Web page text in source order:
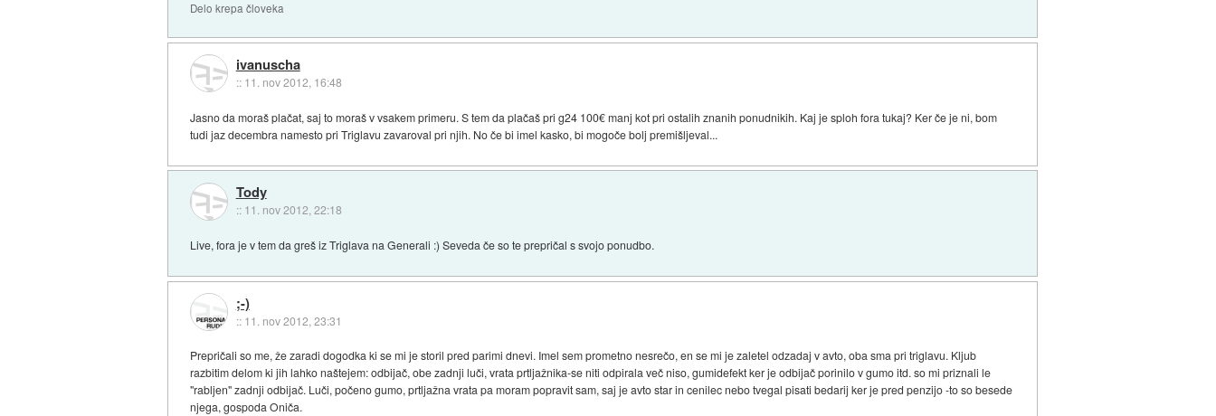
Delo krepa človeka
ivanuscha
:: 11. nov 2012, 16:48
Jasno da moraš plačat, saj to moraš v vsakem primeru. S tem da plačaš pri g24 100€ manj kot pri ostalih znanih ponudnikih. Kaj je sploh fora tukaj? Ker če je ni, bom
tudi jaz decembra namesto pri Triglavu zavaroval pri njih. No če bi imel kasko, bi mogoče bolj premišljeval...
Tody
:: 11. nov 2012, 22:18
Live, fora je v tem da greš iz Triglava na Generali :) Seveda če so te prepričal s svojo ponudbo.
;-)
:: 11. nov 2012, 23:31
Prepričali so me, že zaradi dogodka ki se mi je storil pred parimi dnevi. Imel sem prometno nesrečo, en se mi je zaletel odzadaj v avto, oba sma pri triglavu. Kljub
razbitim delom ki jih lahko naštejem: odbijač, obe zadnji luči, vrata prtljažnika-se niti odpirala več niso, gumidefekt ker je odbijač porinilo v gumo itd. so mi priznali le
"rabljen" zadnji odbijač. Luči, počeno gumo, prtljažna vrata pa moram popravit sam, saj je avto star in cenilec nebo tvegal pisati bedarij ker je pred penzijo -to so besede
njega, gospoda Oniča.